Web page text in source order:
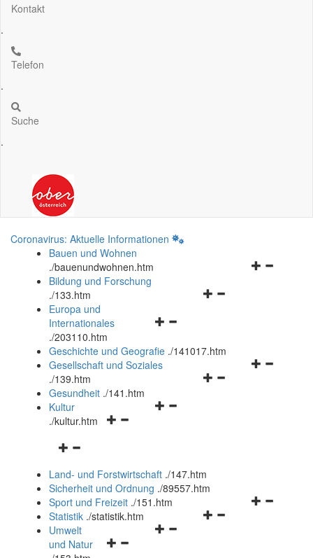
Kontakt
.
Telefon
.
Suche
.
Coronavirus: Aktuelle Informationen
Bauen und Wohnen
./bauenundwohnen.htm
Navigationsmenü
Bildung und Forschung
./133.htm
Navigationsmenü
und
schließen
Europa und
Internationales
./203110.htm
Geschichte und Geografie ./141017.htm
Navigationsmenü
Gesellschaft und Soziales
./139.htm
Navigationsmenü
Gesundheit ./141.htm
Navigationsmenü
Kultur
./kultur.htm
Navigationsmenü
und
schließen
Land- und Forstwirtschaft ./147.htm
Sicherheit und Ordnung ./89557.htm
Navigationsmenü
Sport und Freizeit ./151.htm
Navigationsmenü
Statistik ./statistik.htm
Navigationsmenü
Umwelt
und Natur